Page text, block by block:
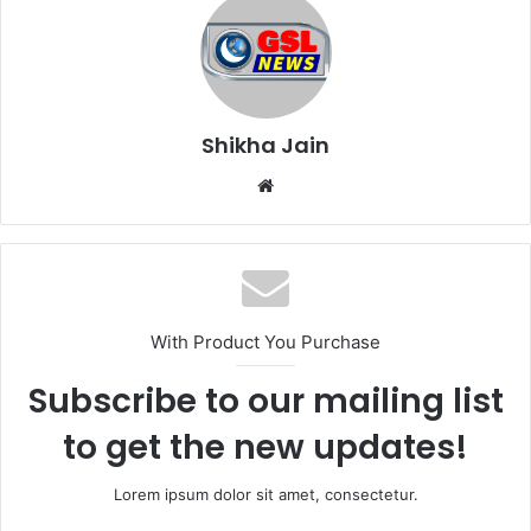
Shikha Jain
b
s
i
e
With Product You Purchase
Subscribe to our mailing list
to get the new updates!
Lorem ipsum dolor sit amet, consectetur.